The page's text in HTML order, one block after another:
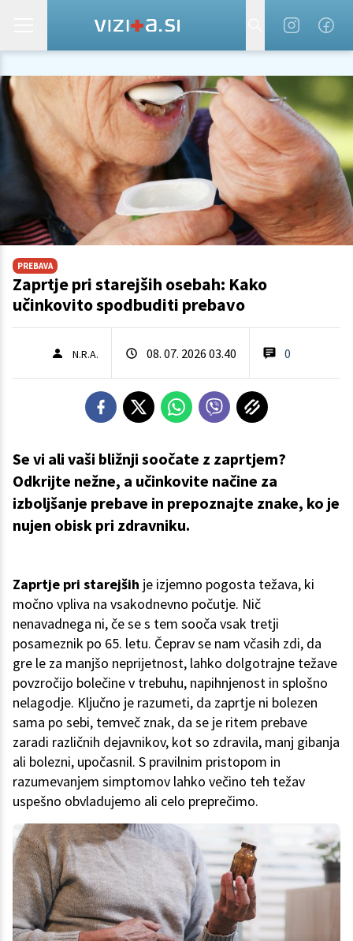
PREBAVA
Zaprtje pri starejših osebah: Kako
učinkovito spodbuditi prebavo
N.R.A. 08. 07. 2026 03.40 0
Se vi ali vaši bližnji soočate z zaprtjem?
Odkrijte nežne, a učinkovite načine za
izboljšanje prebave in prepoznajte znake, ko je
nujen obisk pri zdravniku.
Zaprtje pri starejših je izjemno pogosta težava, ki
močno vpliva na vsakodnevno počutje. Nič
nenavadnega ni, če se s tem sooča vsak tretji
posameznik po 65. letu. Čeprav se nam včasih zdi, da
gre le za manjšo neprijetnost, lahko dolgotrajne težave
povzročijo bolečine v trebuhu, napihnjenost in splošno
nelagodje. Ključno je razumeti, da zaprtje ni bolezen
sama po sebi, temveč znak, da se je ritem prebave
zaradi različnih dejavnikov, kot so zdravila, manj gibanja
ali bolezni, upočasnil. S pravilnim pristopom in
razumevanjem simptomov lahko večino teh težav
uspešno obvladujemo ali celo preprečimo.